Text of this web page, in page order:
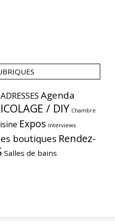
ADRESSES Agenda
/ DIY Chambre
Expos Interviews
boutiques Rendez-
Salles de bains